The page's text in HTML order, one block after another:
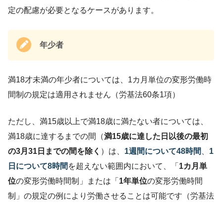
定の配慮が必要となるケースがあります。
年少者
満18才未満の年少者については、1カ月単位の変形労働時
間制の規定は適用されません（労基法60条1項）
ただし、満15歳以上で満18歳に満たない者については、
満18歳に達するまでの間（満15歳に達した日以後の最初
の3月31日までの間を除く ）は、 1週間について48時間
1
日について8時間 を超えない範囲内において、「 1カ月単
位の変形労働時間制」または「 1年単位の変形労働時間
制」の規定の例により労働させることは可能です（労基法